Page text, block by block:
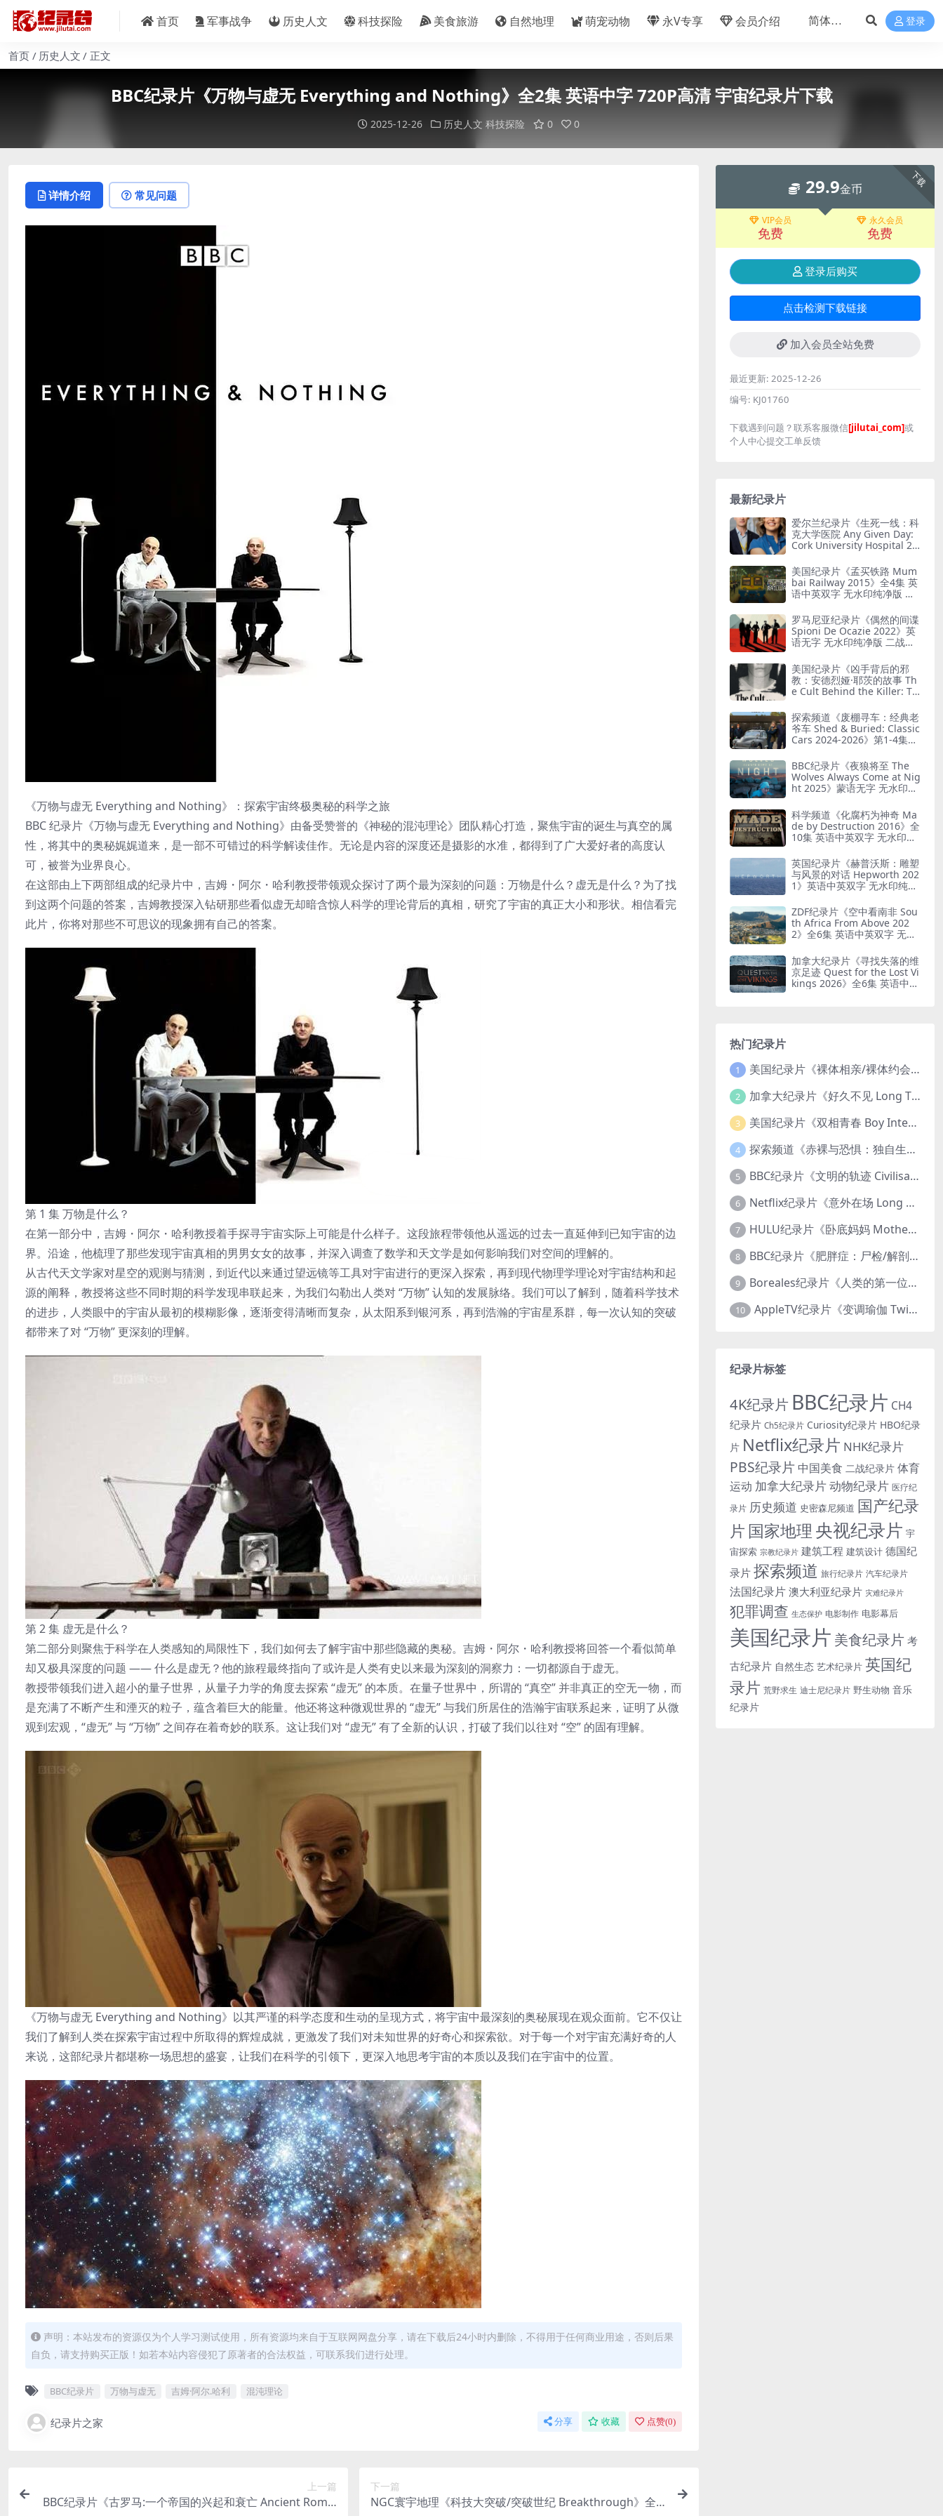
首页 军事战争 历史人文 科技探险 美食旅游 自然地理 萌宠动物 永V专享 会员介绍 登录
首页 历史人文 正文
BBC纪录片《万物与虚无 Everything and Nothing》全2集 英语中字 720P高清 宇宙纪录片下载
2025-12-26 历史人文 科技探险 0 0
详情介绍 常见问题
《万物与虚无 Everything and Nothing》：探索宇宙终极奥秘的科学之旅
BBC 纪录片《万物与虚无 Everything and Nothing》由备受赞誉的《神秘的混沌理论》团队精心打造，聚焦宇宙的诞生与真空的属
性，将其中的奥秘娓娓道来，是一部不可错过的科学解读佳作。无论是内容的深度还是摄影的水准，都得到了广大爱好者的高度认
可，被誉为业界良心。
在这部由上下两部组成的纪录片中，吉姆・阿尔・哈利教授带领观众探讨了两个最为深刻的问题：万物是什么？虚无是什么？为了找
到这两个问题的答案，吉姆教授深入钻研那些看似虚无却暗含惊人科学的理论背后的真相，研究了宇宙的真正大小和形状。相信看完
此片，你将对那些不可思议的现象拥有自己的答案。
第 1 集 万物是什么？
在第一部分中，吉姆・阿尔・哈利教授着手探寻宇宙实际上可能是什么样子。这段旅程带领他从遥远的过去一直延伸到已知宇宙的边
界。沿途，他梳理了那些发现宇宙真相的男男女女的故事，并深入调查了数学和天文学是如何影响我们对空间的理解的。
从古代天文学家对星空的观测与猜测，到近代以来通过望远镜等工具对宇宙进行的更深入探索，再到现代物理学理论对宇宙结构和起
源的阐释，教授将这些不同时期的科学发现串联起来，为我们勾勒出人类对 “万物” 认知的发展脉络。我们可以了解到，随着科学技术
的进步，人类眼中的宇宙从最初的模糊影像，逐渐变得清晰而复杂，从太阳系到银河系，再到浩瀚的宇宙星系群，每一次认知的突破
都带来了对 “万物” 更深刻的理解。
第 2 集 虚无是什么？
第二部分则聚焦于科学在人类感知的局限性下，我们如何去了解宇宙中那些隐藏的奥秘。吉姆・阿尔・哈利教授将回答一个看似简单
却又极具深度的问题 —— 什么是虚无？他的旅程最终指向了或许是人类有史以来最为深刻的洞察力：一切都源自于虚无。
教授带领我们进入超小的量子世界，从量子力学的角度去探索 “虚无” 的本质。在量子世界中，所谓的 “真空” 并非真正的空无一物，而
是充满了不断产生和湮灭的粒子，蕴含着巨大的能量。他还将这种微观世界的 “虚无” 与我们所居住的浩瀚宇宙联系起来，证明了从微
观到宏观，“虚无” 与 “万物” 之间存在着奇妙的联系。这让我们对 “虚无” 有了全新的认识，打破了我们以往对 “空” 的固有理解。
《万物与虚无 Everything and Nothing》以其严谨的科学态度和生动的呈现方式，将宇宙中最深刻的奥秘展现在观众面前。它不仅让
我们了解到人类在探索宇宙过程中所取得的辉煌成就，更激发了我们对未知世界的好奇心和探索欲。对于每一个对宇宙充满好奇的人
来说，这部纪录片都堪称一场思想的盛宴，让我们在科学的引领下，更深入地思考宇宙的本质以及我们在宇宙中的位置。
声明：本站发布的资源仅为个人学习测试使用，所有资源均来自于互联网网盘分享，请在下载后24小时内删除，不得用于任何商业用途，否则后果
自负，请支持购买正版！如若本站内容侵犯了原著者的合法权益，可联系我们进行处理。
BBC纪录片 万物与虚无 吉姆·阿尔.哈利 混沌理论
纪录片之家 分享 收藏 点赞(0)
上一篇
BBC纪录片《古罗马:一个帝国的兴起和衰亡 Ancient Rome:
下一篇
NGC寰宇地理《科技大突破/突破世纪 Breakthrough》全
下载
29.9金币
VIP会员
免费
永久会员
免费
登录后购买
点击检测下载链接
加入会员全站免费
最近更新: 2025-12-26
编号: KJ01760
下载遇到问题？联系客服微信[jilutai_com]或
个人中心提交工单反馈
最新纪录片
爱尔兰纪录片《生死一线：科
克大学医院 Any Given Day:
Cork University Hospital 20
水印纯净版 爱尔兰医院
美国纪录片《孟买铁路 Mum
bai Railway 2015》全4集 英
语中英双字 无水印纯净版 孟
罗马尼亚纪录片《偶然的间谍
Spioni De Ocazie 2022》英
语无字 无水印纯净版 二战谍
美国纪录片《凶手背后的邪
教：安德烈娅·耶茨的故事 Th
e Cult Behind the Killer: Th
6》全3集 英语中英双字 无水
印纯净版 精神控制
探索频道《废棚寻车：经典老
爷车 Shed & Buried: Classic
Cars 2024-2026》第1-4集全
净版 翻新老爷车
BBC纪录片《夜狼将至 The
Wolves Always Come at Nig
ht 2025》蒙语无字 无水印纯
科学频道《化腐朽为神奇 Ma
de by Destruction 2016》全
10集 英语中英双字 无水印纯
英国纪录片《赫普沃斯：雕塑
与风景的对话 Hepworth 202
1》英语中英双字 无水印纯净
ZDF纪录片《空中看南非 Sou
th Africa From Above 202
2》全6集 英语中英双字 无水
加拿大纪录片《寻找失落的维
京足迹 Quest for the Lost Vi
kings 2026》全6集 英语中英
热门纪录片
1 美国纪录片《裸体相亲/裸体约会 Dating Naked 2014-2016》第1-3季全33集 英语中英双字 无水印纯净版 1080P/MKV/85.6G 裸体相亲真人秀
2 加拿大纪录片《好久不见 Long Time Comin 1993》英语中英双字 官方纯净版 1080P/MKV/1G 女同性艺术家
3 美国纪录片《双相青春 Boy Interrupted 2009》英语中英双字 官方纯净版 1080P/MKV/1.43G 青少年躁郁症
4 探索频道《赤裸与恐惧：独自生存/赤裸荒野求生 Naked and Afraid: Solo 2023》第一季全8集 英语中英双字 官方纯净版 高码1080P/MKV/45.4G
5 BBC纪录片《文明的轨迹 Civilisations 1969》全13集 英语中英双字 高清收藏版 1080P/MKV/64.1G 西方艺术史话
6 Netflix纪录片《意外在场 Long Shot 2017》英语中字 720P/NKV/1.06GB 美国谋杀误判案件
7 HULU纪录片《卧底妈妈 Mother Undercover 2023》全4集 英语中英双字 官方纯净版 1080P/MKV/7.6G 拯救孩子
8 BBC纪录片《肥胖症：尸检/解剖肥胖 Obesity: The Post Mortem 2016》英语中英双字 无水印纯净版 1080P/MKV/1.03G
9 Boreales纪录片《人类的第一位动物朋友：人类和狗的神奇故事 Man’s First Friend 2018》英语中英双字 1080P/MP4/1.8G 狗的神奇故事
10 AppleTV纪录片《变调瑜伽 Twisted Yoga 2026》全3集 英语中英双字 无水印纯净版 1080P/MKV/10G 瑜伽大师背后的真相
纪录片标签
4K纪录片 BBC纪录片 CH4
纪录片 Ch5纪录片 Curiosity纪录片 HBO纪录
片 Netflix纪录片 NHK纪录片
PBS纪录片 中国美食 二战纪录片 体育
运动 加拿大纪录片动物纪录片 医疗纪
录片 历史频道 史密森尼频道 国产纪录
片 国家地理 央视纪录片 宇
宙探索 宗教纪录片 建筑工程 建筑设计 德国纪
录片 探索频道 旅行纪录片 汽车纪录片
法国纪录片 澳大利亚纪录片 灾难纪录片
犯罪调查 生态保护 电影制作 电影幕后
美国纪录片 美食纪录片考
古纪录片 自然生态 艺术纪录片 英国纪
录片 荒野求生 迪士尼纪录片 野生动物 音乐
纪录片